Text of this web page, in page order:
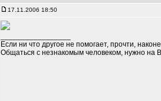
17.11.2006 18:50
Если ни что другое не помогает, прочти,
Общаться с незнакомым человеком, нужно на